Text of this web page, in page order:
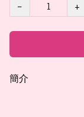
−
+
簡介